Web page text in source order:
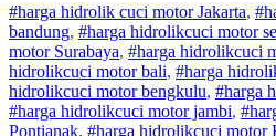
#harga hidrolik cuci motor Jakarta, #
bandung, #harga hidrolikcuci motor
motorSurabaya, #harga hidrolikcuci
hidrolikcuci motorbali, #harga
hidrolikcuci motorbengkulu, #harga
#harga hidrolikcuci motorjambi, #
Pontianak, #harga hidrolikcuci motor